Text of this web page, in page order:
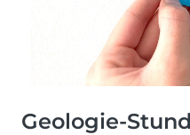
Geologie-